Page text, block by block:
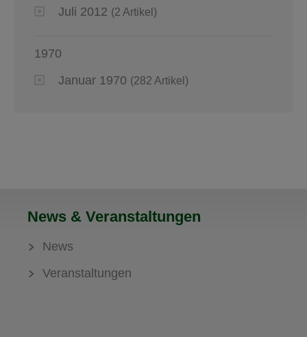
Juli 2012 (2 Artikel)
1970
Januar 1970 (282 Artikel)
News & Veranstaltungen
News
Veranstaltungen